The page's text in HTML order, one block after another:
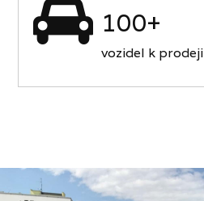
100+
vozidel k prodeji